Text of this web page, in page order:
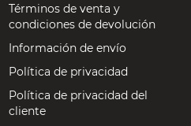
Términos de venta y
condiciones de devolución
Información de envío
Política de privacidad
Política de privacidad del
cliente